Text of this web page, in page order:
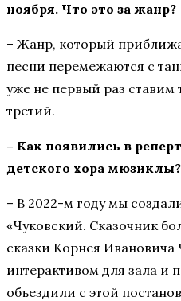
ноября. Что это за жанр?
– Жанр, который
песни перемежаются с
уже не первый раз ставим
третий.
– Как появились в
детского хора мюзиклы?
– В 2022-м году мы
«Чуковский. Сказочник
сказки Корнея Ивановича
интерактивом для зала и
объездили с этой